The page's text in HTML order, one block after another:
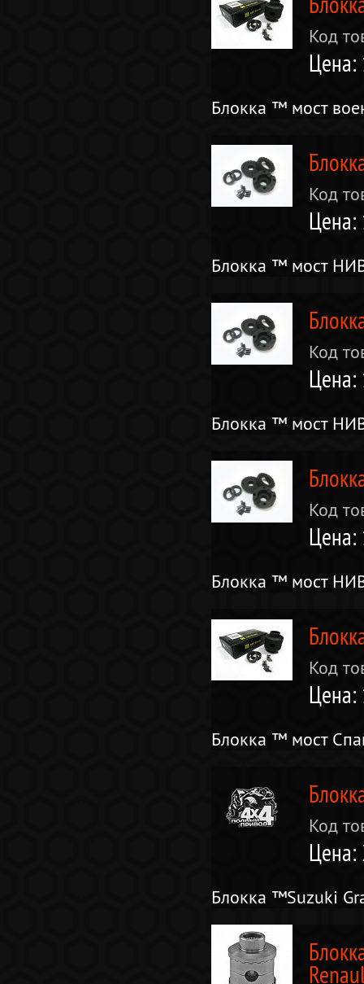
Код
Цена:
Блокка ™ мост
Код
Цена:
Блокка ™ мост
Код
Цена:
Блокка ™ мост
Код
Цена:
Блокка ™ мост
Код
Цена:
Блокка ™ мост
Код
Цена:
Блокка ™Suzuki